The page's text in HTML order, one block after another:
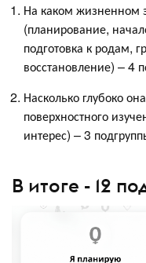
На каком жизненном
(планирование,
подготовка к родам,
восстановление) – 4
Насколько глубоко
поверхностного
интерес) – 3
В итоге - 12